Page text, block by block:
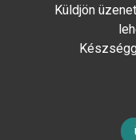
Küldjön